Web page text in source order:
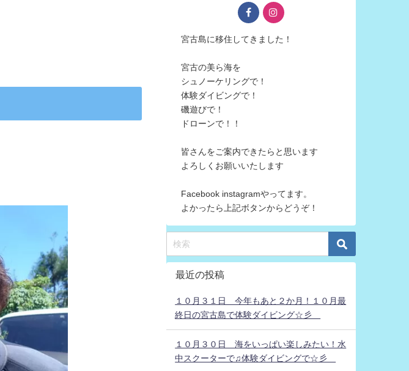
宮古島に移住してきました！
宮古の美ら海を
シュノーケリングで！
体験ダイビングで！
磯遊びで！
ドローンで！！
皆さんをご案内できたらと思います
よろしくお願いいたします
Facebook instagramやってます。
よかったら上記ボタンからどうぞ！
最近の投稿
１０月３１日 今年もあと２か月！１０月最
終日の宮古島で体験ダイビング☆彡
１０月３０日 海をいっぱい楽しみたい！水
中スクーターで♫体験ダイビングで☆彡